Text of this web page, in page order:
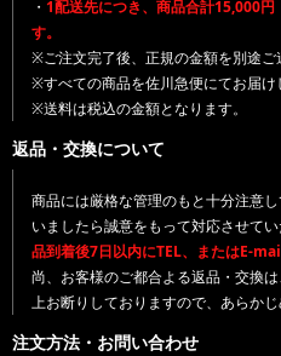
・ 1配送先につき、商品合計15,000
す。
※ご注文完了後、正規の金額を別途ご
※すべての商品を佐川急便にてお届け
※送料は税込の金額となります。
返品・交換について
商品には厳格な管理のもと十分注意
いましたら誠意をもって対応させてい
品到着後7日以内にTEL、またはE-
尚、お客様のご都合よる返品・交換
上お断りしておりますので、あらかじ
注文方法・お問い合わせ